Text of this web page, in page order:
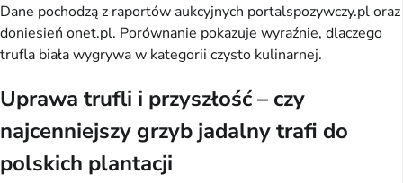
Dane pochodzą z raportów aukcyjnych portalspozywczy.pl oraz
doniesień onet.pl. Porównanie pokazuje wyraźnie, dlaczego
trufla biała wygrywa w kategorii czysto kulinarnej.
Uprawa trufli i przyszłość – czy
najcenniejszy grzyb jadalny trafi do
polskich plantacji